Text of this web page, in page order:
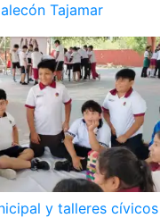
Tajamar
y talleres cívicos